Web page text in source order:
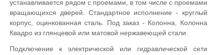
устанавливается рядом с проемами, в том числе с проемами
вращающихся дверей. Стандартное исполнение - круглый
корпус, оцинкованная сталь. Под заказ - Колонна, Колонна
Квадро из глянцевой или матовой нержавеющей стали.
Подключение к электрической или гидравлической сети